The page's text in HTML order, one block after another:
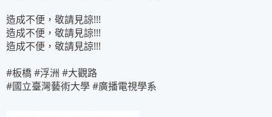
造成不便，敬請見諒!!!
造成不便，敬請見諒!!!
造成不便，敬請見諒!!!
#板橋#浮洲 #大觀路
#國立臺灣藝術大學#廣播電視學系